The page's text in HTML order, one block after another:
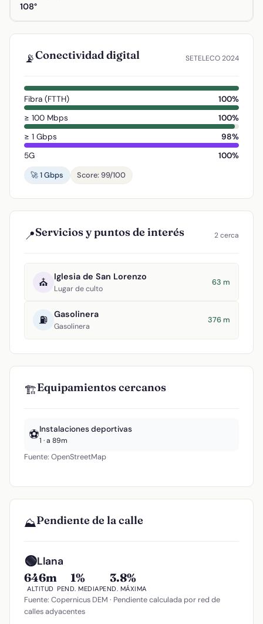
108°
📡Conectividad digital SETELECO 2024
Fibra (FTTH)
100%
≥ 100 Mbps
100%
≥ 1 Gbps
98%
5G
100%
🚀 1 Gbps
Score: 99/100
📍Servicios y puntos de interés 2 cerca
⛪ Iglesia de San Lorenzo
Lugar de culto
63 m
⛽ Gasolinera
Gasolinera
376 m
🏗️Equipamientos cercanos
⚽Instalaciones deportivas
1 · a 89m
Fuente: OpenStreetMap
⛰️Pendiente de la calle
🟢Llana
646m
ALTITUD
1%
PEND. MEDIA
3.8%
PEND. MÁXIMA
Fuente: Copernicus DEM · Pendiente calculada por red de
calles adyacentes